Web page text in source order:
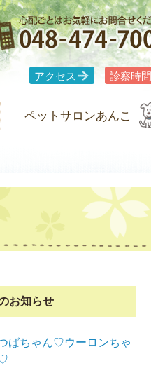
アクセス 診察時間
ペットサロンあんこ
お知らせ
ばちゃん♡ウーロンちゃ